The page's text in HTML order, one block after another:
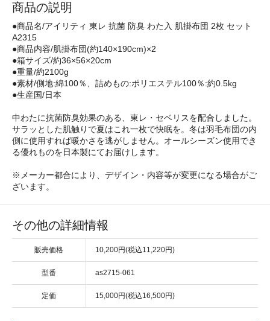
商品の説明
●商品名/アイリティ 東レ 抗菌 防臭 わた入 肌掛布団 2枚 セット
A2315
●商品内容/肌掛布団(約140×190cm)×2
●箱サイズ/約36×56×20cm
●重量/約2100g
●素材/側地:綿100％、詰めもの:ポリエステル100％:約0.5kg
●生産国/日本
中わたに抗菌防臭効果のある、東レ・セベリスを配合しました。
サラッとした肌触りで夏はこれ一枚で快眠を。冬は羽毛布団の内
側に使用すれば暖かさを逃がしません。オールシーズン使用でき
る優れものを日本製にてお届けします。
※メーカー都合により、デザイン・内容等が変更になる場合がご
ざいます。
その他の詳細情報
販売価格 10,200円(税込11,220円)
型番 as2715-061
定価 15,000円(税込16,500円)